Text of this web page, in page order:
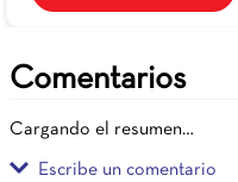
Comentarios
Cargando el resumen…
Escribe un comentario